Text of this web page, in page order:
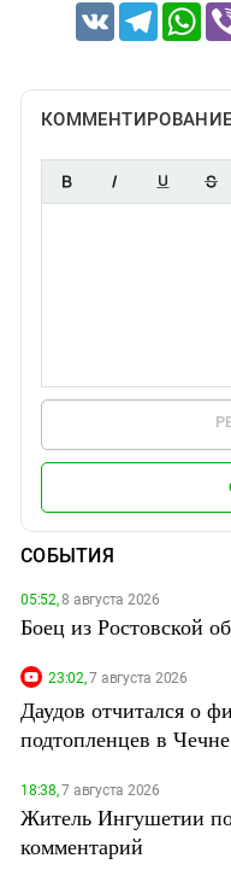
VK Telegram
СОБЫТИЯ
05:52,8 августа 2026
Боец из Ростовской
23:02,7 августа 2026
Даудов отчитался о
подтопленцев в Чечне
18:38,7 августа 2026
Житель Ингушетии
комментарий